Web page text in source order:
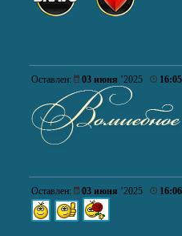
Оставлен: 03 июня ’2025 16:05
Оставлен: 03 июня ’2025 16:06